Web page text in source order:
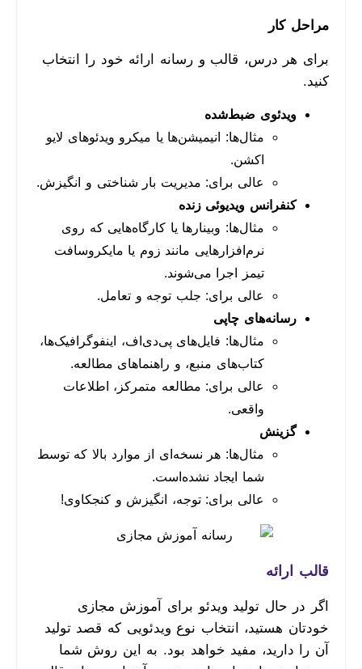
مراحل کار
برای هر درس، قالب و رسانه ارائه خود را انتخاب
کنید.
ویدئوی ضبط‌شده
مثال‌ها: انیمیشن‌ها یا میکرو ویدئوهای لایو
اکشن.
عالی برای: مدیریت بار شناختی و انگیزش.
کنفرانس ویدیوئی زنده
مثال‌ها: وبینارها یا کارگاه‌هایی که روی
نرم‌افزارهایی مانند زوم یا مایکروسافت
تیمز اجرا می‌شوند.
عالی برای: جلب توجه و تعامل.
رسانه‌های چاپی
مثال‌ها: فایل‌های پی‌دی‌اف، اینفوگرافیک‌ها،
کتاب‌های منبع، و راهنماهای مطالعه.
عالی برای: مطالعه متمرکز، اطلاعات
واقعی.
گزینش
مثال‌ها: هر نسخه‌ای از موارد بالا که توسط
شما ایجاد نشده‌است.
عالی برای: توجه، انگیزش و کنجکاوی!
قالب ارائه
اگر در حال تولید ویدئو برای آموزش مجازی
خودتان هستید، انتخاب نوع ویدئویی که قصد تولید
آن را دارید، مفید خواهد بود. به این روش شما